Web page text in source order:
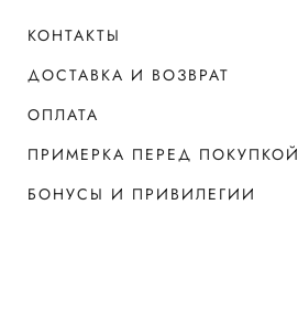
КОНТАКТЫ
ДОСТАВКА И ВОЗВРАТ
ОПЛАТА
ПРИМЕРКА ПЕРЕД ПОКУПКОЙ
БОНУСЫ И ПРИВИЛЕГИИ